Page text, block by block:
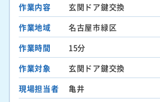
作業内容
玄関ドア鍵交換
作業地域
名古屋市緑区
作業時間
15分
作業対象
玄関ドア鍵交換
現場担当者
亀井